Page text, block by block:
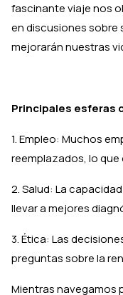
fascinante viaje nos
en discusiones sobre
mejorarán nuestras
Principales esferas
1. Empleo: Muchos
reemplazados, lo
2. Salud: La
llevar a mejores
3. Ética: Las
preguntas sobre la
Mientras navegamos